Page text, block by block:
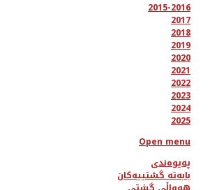
2015-2016
2017
2018
2019
2020
2021
2022
2023
2024
2025
Open menu
پەیوەندی
بابەتە گشتییەکان